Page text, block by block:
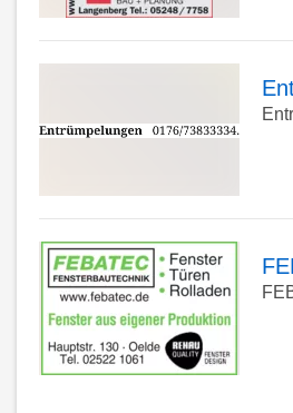
Detailseite
zur